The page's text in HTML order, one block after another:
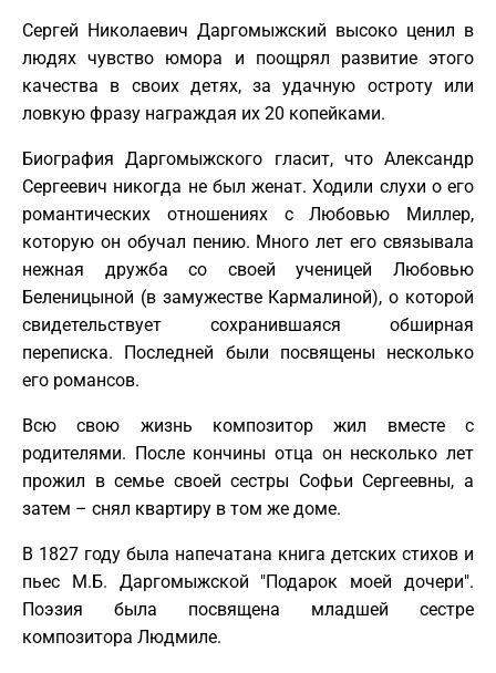
Сергей Николаевич Даргомыжский высоко ценил в
людях чувство юмора и поощрял развитие этого
качества в своих детях, за удачную остроту или
ловкую фразу награждая их 20 копейками.
Биография Даргомыжского гласит, что Александр
Сергеевич никогда не был женат. Ходили слухи о его
романтических отношениях с Любовью Миллер,
которую он обучал пению. Много лет его связывала
нежная дружба со своей ученицей Любовью
Беленицыной (в замужестве Кармалиной), о которой
свидетельствует сохранившаяся обширная
переписка. Последней были посвящены несколько
его романсов.
Всю свою жизнь композитор жил вместе с
родителями. После кончины отца он несколько лет
прожил в семье своей сестры Софьи Сергеевны, а
затем – снял квартиру в том же доме.
В 1827 году была напечатана книга детских стихов и
пьес М.Б. Даргомыжской "Подарок моей дочери".
Поэзия была посвящена младшей сестре
композитора Людмиле.